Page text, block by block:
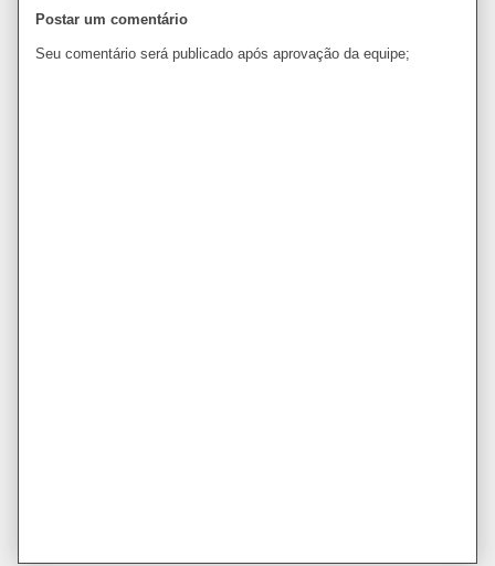
Postar um comentário
Seu comentário será publicado após aprovação da equipe;